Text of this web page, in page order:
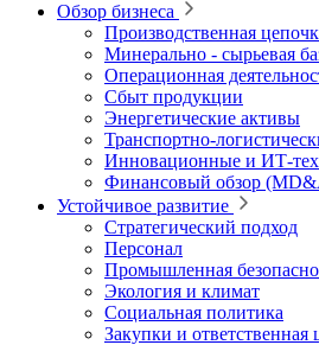
Обзор бизнеса
Производственная
Минерально ‑ сырьевая
Операционная
Сбыт продукции
Энергетические активы
Транспортно-
Инновационные и
Финансовый обзор
Устойчивое развитие
Стратегический подход
Персонал
Промышленная
Экология и климат
Социальная политика
Закупки и ответственная